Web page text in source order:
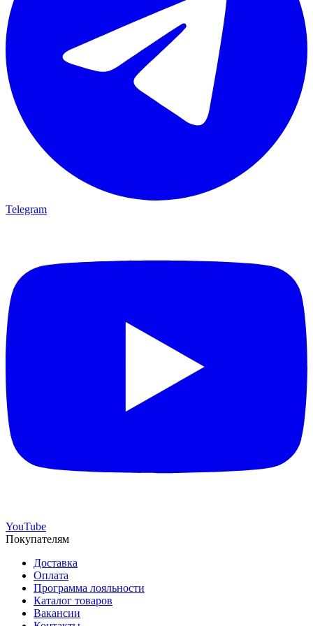
Telegram
YouTube
Покупателям
Доставка
Оплата
Программа лояльности
Каталог товаров
Вакансии